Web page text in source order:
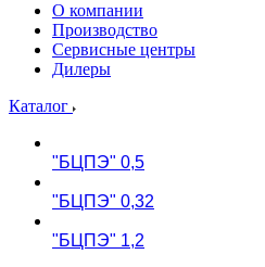
О компании
Производство
Сервисные центры
Дилеры
Каталог
"БЦПЭ" 0,5
"БЦПЭ" 0,32
"БЦПЭ" 1,2